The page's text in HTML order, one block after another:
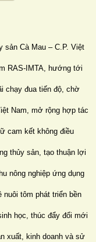
sản Cà Mau – C.P. Việt
RAS-IMTA, hướng tới
chạy đua tiến độ, chờ
Nam, mở rộng hợp tác
cam kết không điều
thủy sản, tạo thuận lợi
nông nghiệp ứng dụng
nuôi tôm phát triển bền
học, thúc đẩy đổi mới
xuất, kinh doanh và sử